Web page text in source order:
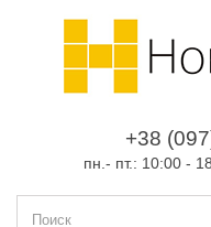
+38
пн.- пт.: 10:00